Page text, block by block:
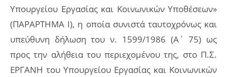
Υπουργείου Εργασίας και Κοινωνικών Υποθέσεων»
(ΠΑΡΑΡΤΗΜΑ Ι), η οποία συνιστά ταυτοχρόνως και
υπεύθυνη δήλωση του ν. 1599/1986 (Α΄ 75) ως
προς την αλήθεια του περιεχομένου της, στο Π.Σ.
ΕΡΓΑΝΗ του Υπουργείου Εργασίας και Κοινωνικών